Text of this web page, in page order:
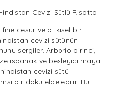
Cevizi Sütlü Risotto
cesur ve bitkisel bir
cevizi sütünün
sergiler. Arborio pirinci,
ıspanak ve besleyici maya
cevizi sütü
bir doku elde edilir. Bu